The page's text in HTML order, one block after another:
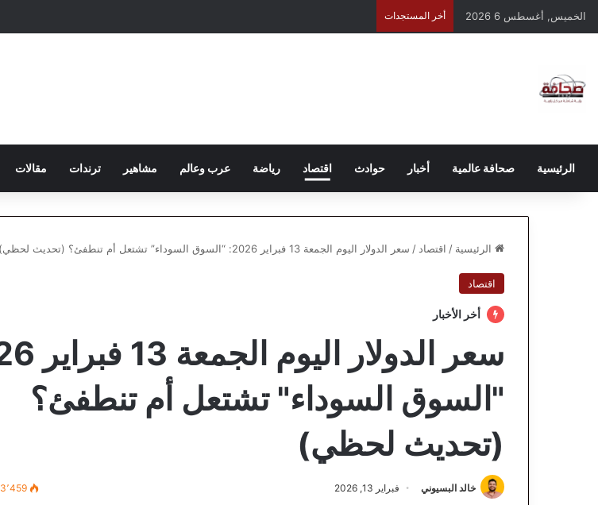
الخميس, أغسطس 6 2026 أخر المستجدات
الرئيسية صحافة عالمية أخبار حوادث اقتصاد رياضة عرب وعالم مشاهير ترندات مقالات
الرئيسية / اقتصاد / سعر الدولار اليوم الجمعة 13 فبراير 2026: “السوق السوداء” تشتعل أم تنطفئ؟ (تحديث لحظي)
اقتصاد
أخر الأخبار
"السوق السوداء" تشتعل أم تنطفئ؟
(تحديث لحظي)
خالد البسيوني فبراير 13, 2026 3٬459